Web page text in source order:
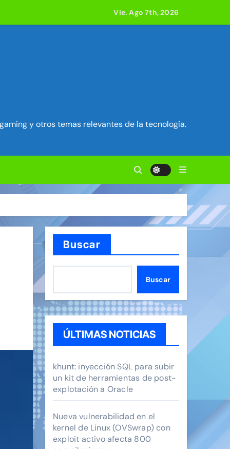
en servidores proxy. ~ Segu-Info
Vie. Ago 7th, 2026
y otros temas relevantes de la tecnología.
Buscar
Buscar
ÚLTIMAS NOTICIAS
khunt: inyección SQL para subir
un kit de herramientas de post-
explotación a Oracle
Nueva vulnerabilidad en el
kernel de Linux (OVSwrap) con
exploit activo afecta 800